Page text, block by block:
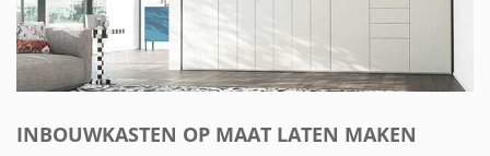
INBOUWKASTEN OP MAAT LATEN MAKEN